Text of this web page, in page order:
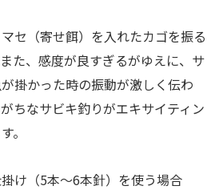
セ（寄せ餌）を入れたカゴを振る
た、感度が良すぎるがゆえに、サ
掛かった時の振動が激しく伝わ
ちなサビキ釣りがエキサイティン
。
け（5本〜6本針）を使う場合